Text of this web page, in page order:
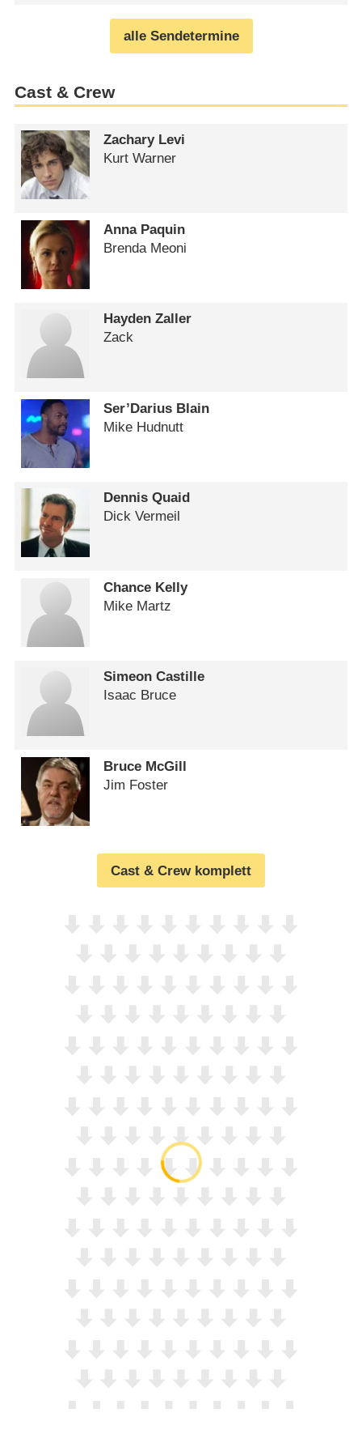
alle Sendetermine
Cast & Crew
Zachary Levi
Kurt Warner
Anna Paquin
Brenda Meoni
Hayden Zaller
Zack
Ser’Darius Blain
Mike Hudnutt
Dennis Quaid
Dick Vermeil
Chance Kelly
Mike Martz
Simeon Castille
Isaac Bruce
Bruce McGill
Jim Foster
Cast & Crew komplett